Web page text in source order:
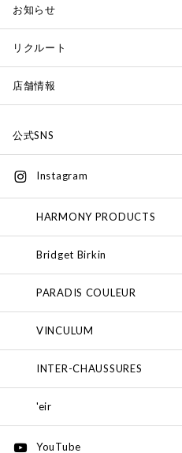
お知らせ
リクルート
店舗情報
公式SNS
Instagram
HARMONY PRODUCTS
Bridget Birkin
PARADIS COULEUR
VINCULUM
INTER-CHAUSSURES
'eir
YouTube